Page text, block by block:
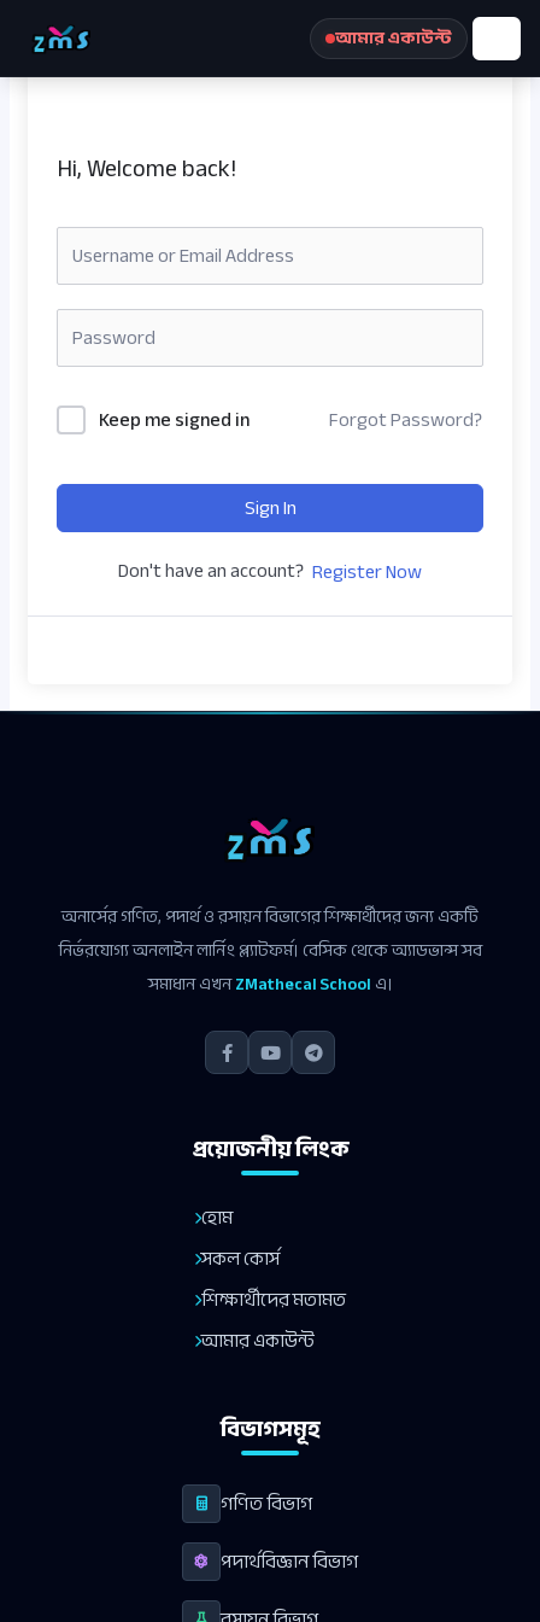
আমার একাউন্ট
Hi, Welcome back!
Keep me signed in Forgot Password?
Sign In
Don't have an account? Register Now
অনার্সের গণিত, পদার্থ ও রসায়ন বিভাগের শিক্ষার্থীদের জন্য একটি
নির্ভরযোগ্য অনলাইন লার্নিং প্ল্যাটফর্ম। বেসিক থেকে অ্যাডভান্স সব
সমাধান এখনZMathecal Schoolএ।
প্রয়োজনীয় লিংক
হোম
সকল কোর্স
শিক্ষার্থীদের মতামত
আমার একাউন্ট
বিভাগসমূহ
গণিত বিভাগ
পদার্থবিজ্ঞান বিভাগ